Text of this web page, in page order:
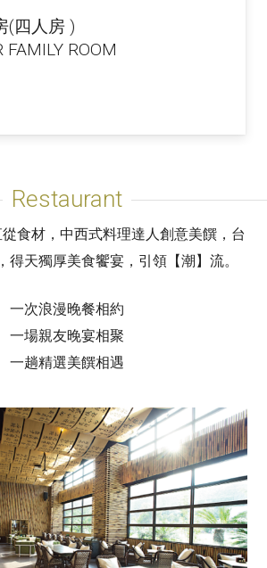
房(四人房 )
FAMILY ACCESSIBLE
Restaurant
食材，中西式料理達人創意美饌，台
得天獨厚美食饗宴，引領【潮】流。
一次浪漫晚餐相約
一場親友晚宴相聚
一趟精選美饌相遇